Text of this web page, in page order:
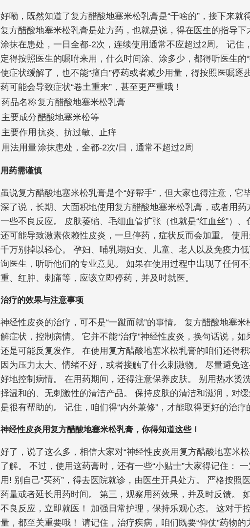
好嘞，既然知道了复方醋酸地塞米松乳膏是“干啥的”，接下来就
复方醋酸地塞米松乳膏是处方药，也就是说，得在医生的指导下
涂抹在患处，一日全都-2次，连续使用通常不应超过2周。 记住
定得按照医生的嘱咐来用，什么时间涂、涂多少，都得听医生的
使症状缓解了，也不能“擅自”停药或者减少用量，得按照医嘱逐
药可能会导致症状“卷土重来”，甚至更严重哦！
药品名称复方醋酸地塞米松乳膏
主要成分醋酸地塞米松等
主要作用 抗炎、抗过敏、止痒
用法用量涂抹患处，全都-2次/日，通常不超过2周
用药需谨慎
虽说复方醋酸地塞米松乳膏是个“好帮手”，但大家也得注意，它
深了说，长期、大面积地使用复方醋酸地塞米松乳膏，或者用药
一些不良反应。 皮肤萎缩、毛细血管扩张（也就是“红血丝”）、
还可能导致激素依赖性皮炎，一旦停药，症状反而会加重。 使用
千万别掉以轻心。 孕妇、哺乳期妇女、儿童、老人以及免疫力
询医生，听听他们的专业意见。 如果在使用过程中出现了任何
重、红肿、刺痛等，应该立即停药，并及时就医。
治疗的效果与注意事项
神经性皮炎的治疗，可不是“一蹴而就”的事情。 复方醋酸地塞
解症状，控制病情。 它并不能“治疗”神经性皮炎，换句话说，
还是可能反复发作。 在使用复方醋酸地塞米松乳膏的咱们还得
因为压力太大、情绪不好，或者接触了什么刺激物。 尽量避免
好地控制病情。 在用药期间，还得注意保养皮肤。 别用热水烫
择温和的、无刺激性的清洁产品。 保持皮肤的清洁和滋润，对
是很有帮助的。 记住，咱们得“内外兼修”，才能取得更好的治疗
神经性皮炎用复方醋酸地塞米松乳膏，你得知道这些！
好了，说了这么多，相信大家对“神经性皮炎用复方醋酸地塞米
了解。 不过，使用这药膏时，还有一些“小贴士”大家得记住：
用! 别自己“买药”，得去医院就诊，由医生开具处方。 严格按照
药量或者延长用药时间。 第三，观察用药效果，并及时反馈。
不良反应，立即就医！ 加强日常护理，保持乐观心态。 这对于
量，都至关重要哦！ 请记住，治疗疾病，咱们既要“仰仗”药物